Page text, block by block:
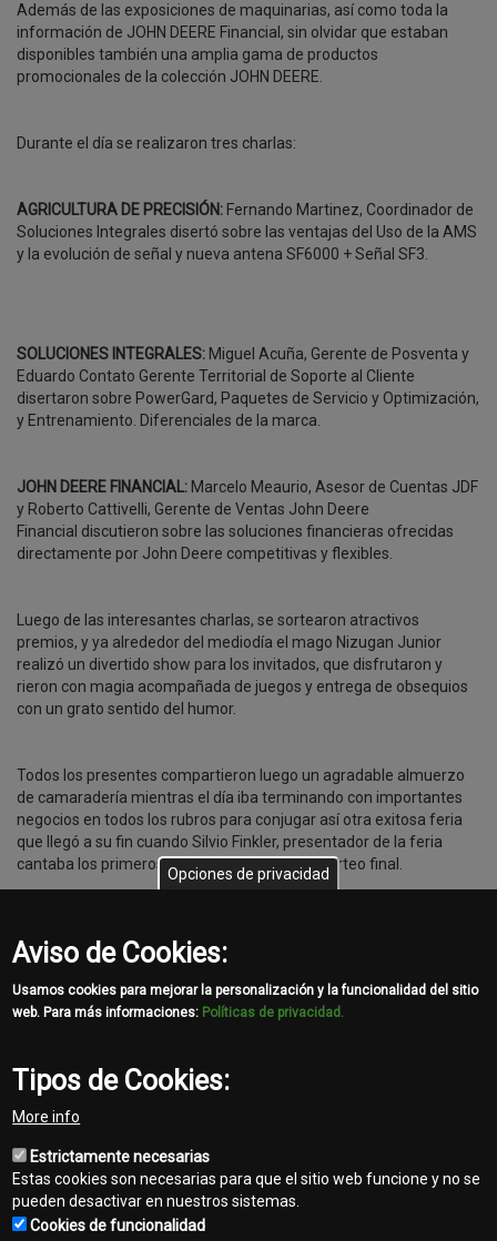
Además de las exposiciones de maquinarias, así como toda la
información de JOHN DEERE Financial, sin olvidar que estaban
disponibles también una amplia gama de productos
promocionales de la colección JOHN DEERE.
Durante el día se realizaron tres charlas:
AGRICULTURA DE PRECISIÓN: Fernando Martinez, Coordinador de
Soluciones Integrales disertó sobre las ventajas del Uso de la AMS
y la evolución de señal y nueva antena SF6000 + Señal SF3.
SOLUCIONES INTEGRALES: Miguel Acuña, Gerente de Posventa y
Eduardo Contato Gerente Territorial de Soporte al Cliente
disertaron sobre PowerGard, Paquetes de Servicio y Optimización,
y Entrenamiento. Diferenciales de la marca.
JOHN DEERE FINANCIAL: Marcelo Meaurio, Asesor de Cuentas JDF
y Roberto Cattivelli, Gerente de Ventas John Deere
Financial discutieron sobre las soluciones financieras ofrecidas
directamente por John Deere competitivas y flexibles.
Luego de las interesantes charlas, se sortearon atractivos
premios, y ya alrededor del mediodía el mago Nizugan Junior
realizó un divertido show para los invitados, que disfrutaron y
rieron con magia acompañada de juegos y entrega de obsequios
con un grato sentido del humor.
Todos los presentes compartieron luego un agradable almuerzo
de camaradería mientras el día iba terminando con importantes
negocios en todos los rubros para conjugar así otra exitosa feria
que llegó a su fin cuando Silvio Finkler, presentador de la feria
cantaba los primeros números para el gran sorteo final.
sin antes invitar a todos a prepararse para la próxima edición de la
Share
Opciones de privacidad
Aviso de Cookies:
Usamos cookies para mejorar la personalización y la funcionalidad del sitio
web. Para más informaciones: Políticas de privacidad.
Tipos de Cookies:
More info
Estrictamente necesarias
Estas cookies son necesarias para que el sitio web funcione y no se
pueden desactivar en nuestros sistemas.
Cookies de funcionalidad